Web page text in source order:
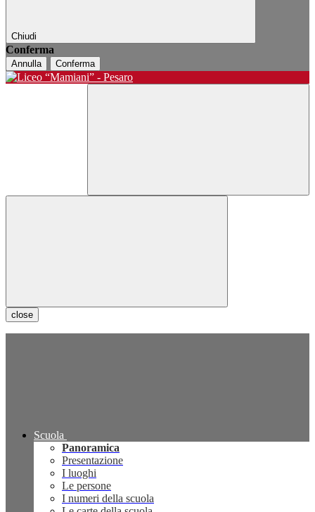
Chiudi
Conferma
Annulla Conferma
close
Scuola
Panoramica
Presentazione
I luoghi
Le persone
I numeri della scuola